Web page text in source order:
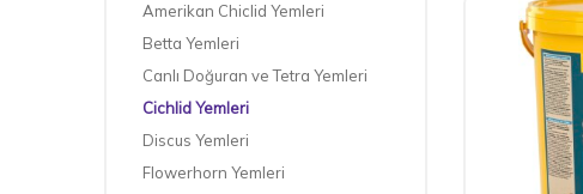
Amerikan Chiclid Yemleri
Betta Yemleri
Canlı Doğuran ve Tetra Yemleri
Cichlid Yemleri
Discus Yemleri
Flowerhorn Yemleri